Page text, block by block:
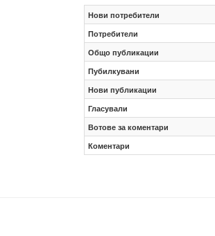
Нови потребители
Потребители
Общо публикации
Пубилкувани
Нови публикации
Гласували
Вотове за коментари
Коментари